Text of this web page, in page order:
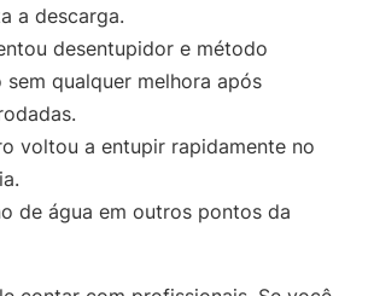
a descarga.
desentupidor e método
sem qualquer melhora após
voltou a entupir rapidamente no
de água em outros pontos da